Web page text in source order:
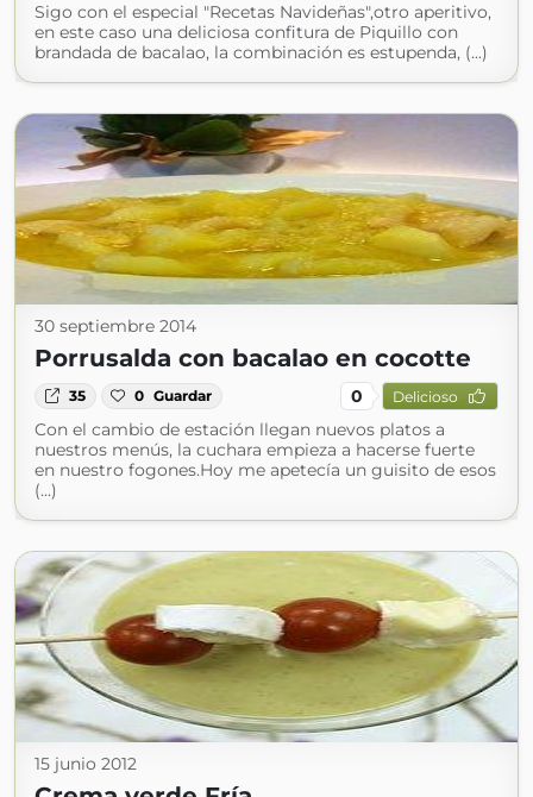
Sigo con el especial "Recetas Navideñas",otro aperitivo,
en este caso una deliciosa confitura de Piquillo con
brandada de bacalao, la combinación es estupenda, (...)
30 septiembre 2014
Porrusalda con bacalao en cocotte
35 0 Guardar 0 Delicioso
Con el cambio de estación llegan nuevos platos a
nuestros menús, la cuchara empieza a hacerse fuerte
en nuestro fogones.Hoy me apetecía un guisito de esos
(...)
15 junio 2012